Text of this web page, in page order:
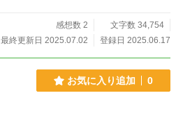
感想数 2
文字数 34,754
最終更新日 2025.07.02
登録日 2025.06.17
お気に入り追加 0